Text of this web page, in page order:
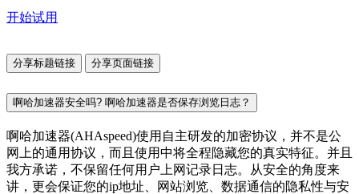
开始试用
分享标题链接 分享页面链接
啊哈加速器安全吗? 啊哈加速器是否保存浏览日志？
啊哈加速器(AHAspeed)使用自主研发的加密协议，并不是公
网上的通用协议，而且使用中将全程隐藏您的真实特征。并且
我方承诺，不保留任何用户上网记录日志。从安全的角度来
讲，更会保证您的ip地址、网站浏览、数据通信的隐私性与安